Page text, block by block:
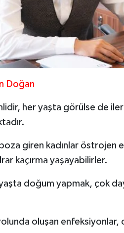
Doğan
her yaşta görülse de
kadınlar östrojen
kaçırma yaşayabilirler.
doğum yapmak, çok
oluşan enfeksiyonlar,